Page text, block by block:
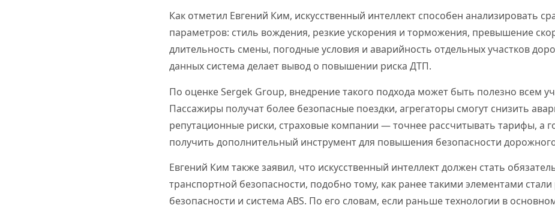
Как отметил Евгений Ким, искусственный интеллект способен анализировать
параметров: стиль вождения, резкие ускорения и торможения, превышение
длительность смены, погодные условия и аварийность отдельных участков
данных система делает вывод о повышении риска ДТП.
По оценке Sergek Group, внедрение такого подхода может быть полезно всем
Пассажиры получат более безопасные поездки, агрегаторы смогут снизить
репутационные риски, страховые компании — точнее рассчитывать тарифы, а
получить дополнительный инструмент для повышения безопасности
Евгений Ким также заявил, что искусственный интеллект должен стать
транспортной безопасности, подобно тому, как ранее такими элементами
безопасности и система ABS. По его словам, если раньше технологии в